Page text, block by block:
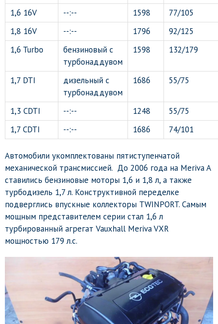
1,6 16V
--:-- 1598
77/105
1,8 16V
--:-- 1796
92/125
1,6 Turbo
бензиновый с
турбонаддувом
1598 132/179
1,7 DTI
дизельный с
турбонаддувом
1686 55/75
1,3 CDTI --:-- 1248
55/75
1,7 CDTI
--:-- 1686 74/101
Автомобили укомплектованы пятиступенчатой
механической трансмиссией. До 2006 года на Meriva A
ставились бензиновые моторы 1,6 и 1,8 л, а также
турбодизель 1,7 л. Конструктивной переделке
подверглись впускные коллекторы TWINPORT. Самым
мощным представителем серии стал 1,6 л
турбированный агрегат Vauxhall Meriva VXR
мощностью 179 л.с.